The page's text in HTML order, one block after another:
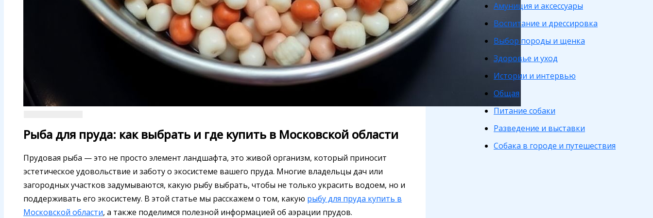
Рыба для пруда: как выбрать и где купить в Московской области
Прудовая рыба — это не просто элемент ландшафта, это живой организм, который приносит
эстетическое удовольствие и заботу о экосистеме вашего пруда. Многие владельцы дач или
загородных участков задумываются, какую рыбу выбрать, чтобы не только украсить водоем, но и
поддерживать его экосистему. В этой статье мы расскажем о том, какую рыбу для пруда купить в
Московской области, а также поделимся полезной информацией об аэрации прудов.
Амуниция и аксессуары
Воспитание и дрессировка
Выбор породы и щенка
Здоровье и уход
Истории и интервью
Общая
Питание собаки
Разведение и выставки
Собака в городе и путешествия